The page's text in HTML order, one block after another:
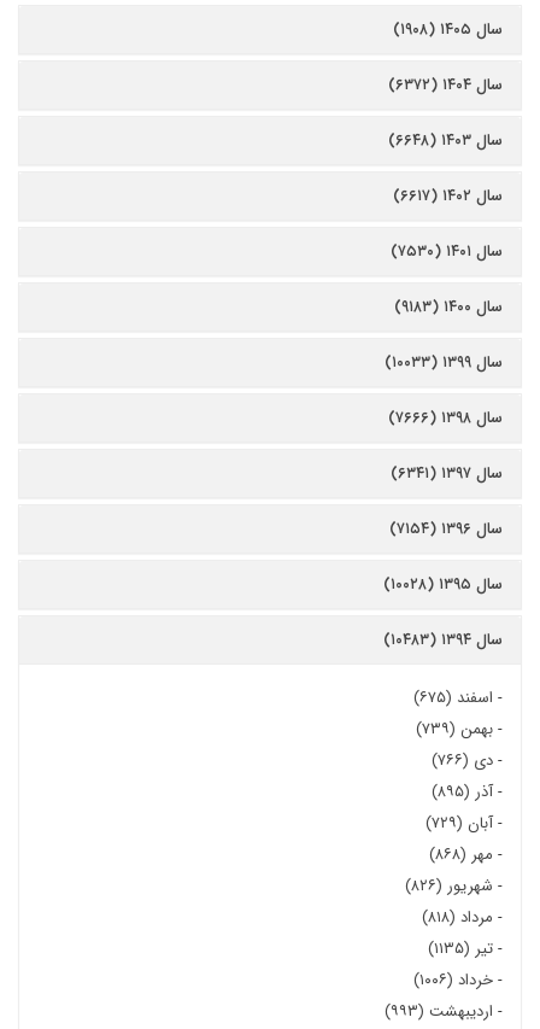
سال ۱۴۰۵ (۱۹۰۸)
سال ۱۴۰۴ (۶۳۷۲)
سال ۱۴۰۳ (۶۶۴۸)
سال ۱۴۰۲ (۶۶۱۷)
سال ۱۴۰۱ (۷۵۳۰)
سال ۱۴۰۰ (۹۱۸۳)
سال ۱۳۹۹ (۱۰۰۳۳)
سال ۱۳۹۸ (۷۶۶۶)
سال ۱۳۹۷ (۶۳۴۱)
سال ۱۳۹۶ (۷۱۵۴)
سال ۱۳۹۵ (۱۰۰۲۸)
سال ۱۳۹۴ (۱۰۴۸۳)
- اسفند (۶۷۵)
-بهمن (۷۳۹)
-دی (۷۶۶)
-آذر (۸۹۵)
-آبان (۷۲۹)
- مهر (۸۶۸)
- شهریور (۸۲۶)
- مرداد (۸۱۸)
-تیر (۱۱۳۵)
-خرداد (۱۰۰۶)
- اردیبهشت (۹۹۳)